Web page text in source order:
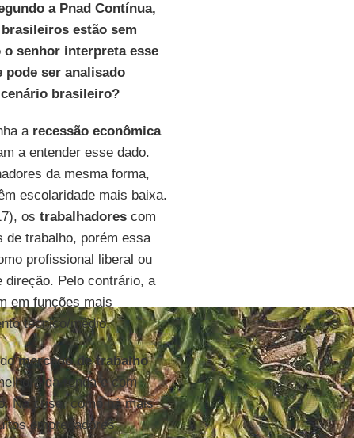
a Pnad Contínua,
estão sem
o senhor interpreta esse
pode ser analisado
brasileiro?
a recessão econômica
a entender esse dado.
da mesma forma,
escolaridade mais baixa.
os trabalhadorescom
de trabalho, porém essa
profissional liberal ou
direção. Pelo contrário, a
em funções mais
técnico/médio.
mercado de trabalho
da renda e com
Na crise, como há mais
empregadores